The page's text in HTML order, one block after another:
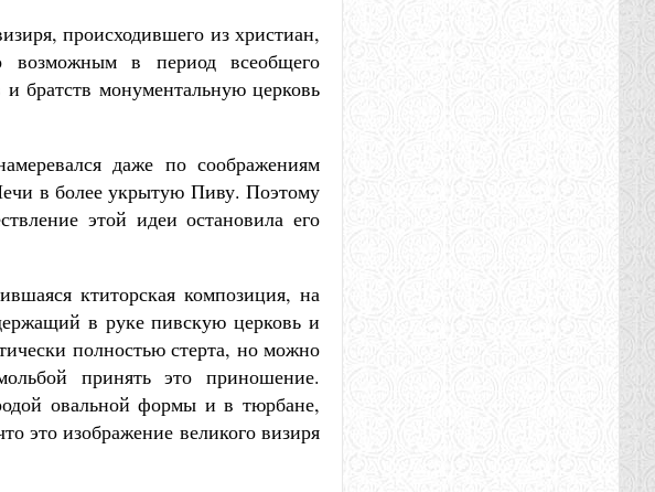
происходившего из христиан,
возможным в период всеобщего
братств монументальную церковь
даже по соображениям
в более укрытую Пиву. Поэтому
этой идеи остановила его
ктиторская композиция, на
в руке пивскую церковь и
полностью стерта, но можно
принять это приношение.
овальной формы и в тюрбане,
это изображение великого визиря